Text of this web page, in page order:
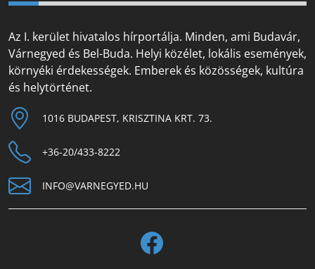
Az I. kerület hivatalos hírportálja. Minden, ami Budavár,
Várnegyed és Bel-Buda. Helyi közélet, lokális események,
környéki érdekességek. Emberek és közösségek, kultúra
és helytörténet.
1016 BUDAPEST, KRISZTINA KRT. 73.
+36-20/433-8222
INFO@VARNEGYED.HU